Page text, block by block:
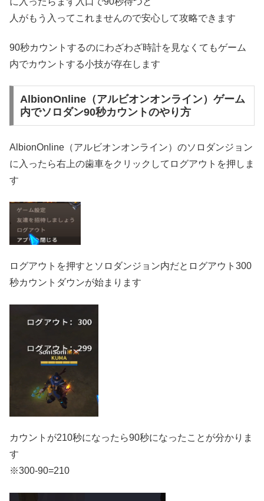
人がもう入ってこれませんので安心して攻略できます
90秒カウントするのにわざわざ時計を見なくてもゲーム
内でカウントする小技が存在します
AlbionOnline（アルビオンオンライン）ゲーム
内でソロダン90秒カウントのやり方
AlbionOnline（アルビオンオンライン）のソロダンジョン
に入ったら右上の歯車をクリックしてログアウトを押しま
す
ログアウトを押すとソロダンジョン内だとログアウト300
秒カウントダウンが始まります
カウントが210秒になったら90秒になったことが分かりま
す
※300-90=210